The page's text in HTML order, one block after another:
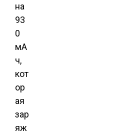
на
93
0
мА
ч,
кот
ор
ая
зар
яж